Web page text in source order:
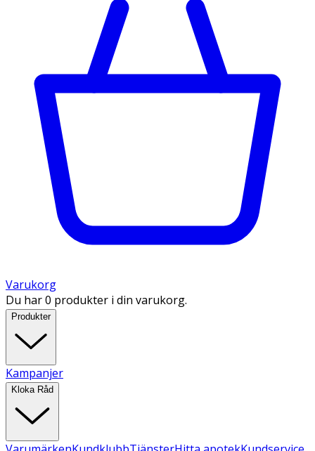
Varukorg
Du har 0 produkter i din varukorg.
Produkter
Kampanjer
Kloka Råd